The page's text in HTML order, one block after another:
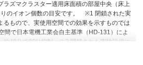
ラズマクラスター適用床面積の部屋中央（床上
のイオン個数の目安です。
※1 閉鎖された実
るもので、実使用空間での効果を示すものでは
間で日本電機工業会自主基準（HD-131）によ
約49分で99%抑制
※2 閉鎖された実験設備に